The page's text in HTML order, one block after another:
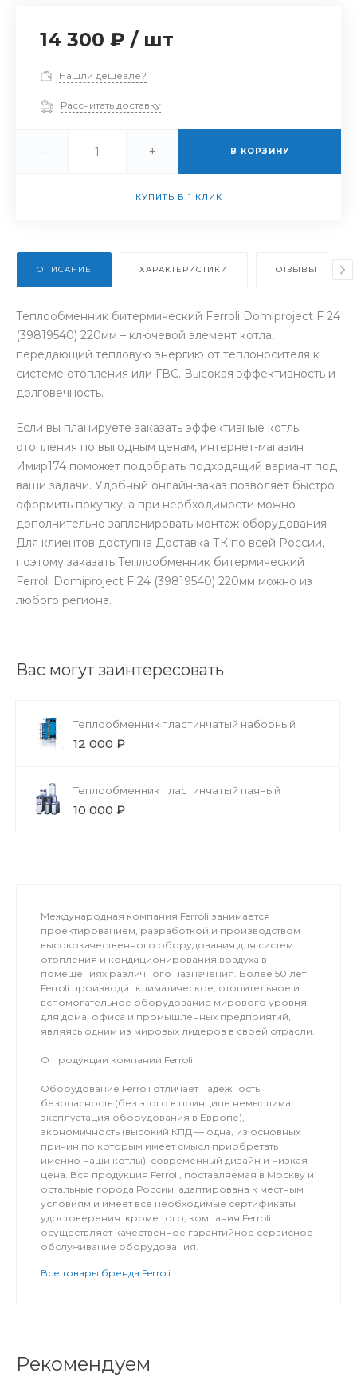
14 300 ₽ / шт
Нашли дешевле?
Рассчитать доставку
- + В КОРЗИНУ
КУПИТЬ В 1 КЛИК
ОПИСАНИЕ ХАРАКТЕРИСТИКИ ОТЗЫВЫ
Теплообменник битермический Ferroli Domiproject F 24
(39819540) 220мм – ключевой элемент котла,
передающий тепловую энергию от теплоносителя к
системе отопления или ГВС. Высокая эффективность и
долговечность.
Если вы планируете заказать эффективные котлы
отопления по выгодным ценам, интернет-магазин
Имир174 поможет подобрать подходящий вариант под
ваши задачи. Удобный онлайн-заказ позволяет быстро
оформить покупку, а при необходимости можно
дополнительно запланировать монтаж оборудования.
Для клиентов доступна Доставка ТК по всей России,
поэтому заказать Теплообменник битермический
Ferroli Domiproject F 24 (39819540) 220мм можно из
любого региона.
Вас могут заинтересовать
Теплообменник пластинчатый наборный
12 000 ₽
Теплообменник пластинчатый паяный
10 000 ₽
Международная компания Ferroli занимается
проектированием, разработкой и производством
высококачественного оборудования для систем
отопления и кондиционирования воздуха в
помещениях различного назначения. Более 50 лет
Ferroli производит климатическое, отопительное и
вспомогательное оборудование мирового уровня
для дома, офиса и промышленных предприятий,
являясь одним из мировых лидеров в своей отрасли.
О продукции компании Ferroli
Оборудование Ferroli отличает надежность,
безопасность (без этого в принципе немыслима
эксплуатация оборудования в Европе),
экономичность (высокий КПД — одна, из основных
причин по которым имеет смысл приобретать
именно наши котлы), современный дизайн и низкая
цена. Вся продукция Ferroli, поставляемая в Москву и
остальные города России, адаптирована к местным
условиям и имеет все необходимые сертификаты
удостоверения: кроме того, компания Ferroli
осуществляет качественное гарантийное сервисное
обслуживание оборудования.
Все товары бренда Ferroli
Рекомендуем